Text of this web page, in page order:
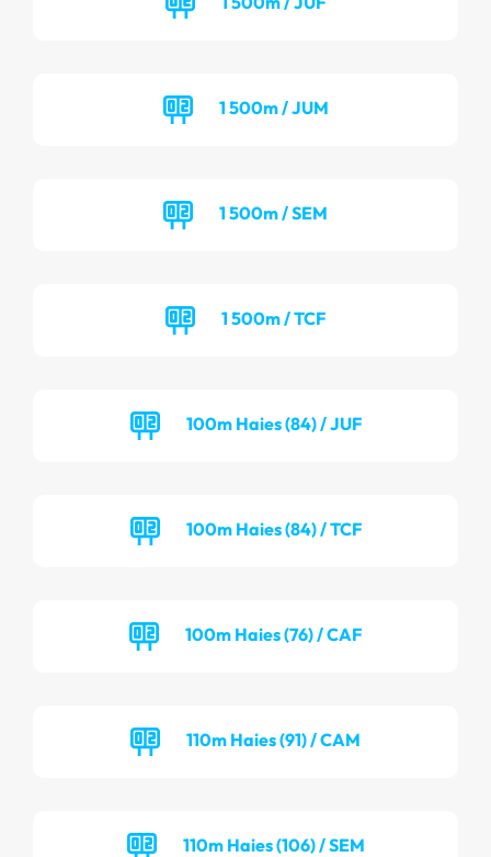
1 500m / JUM
1 500m / SEM
1 500m / TCF
100m Haies (84) / JUF
100m Haies (84) / TCF
100m Haies (76) / CAF
110m Haies (91) / CAM
110m Haies (106) / SEM